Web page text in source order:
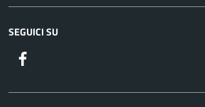
SEGUICI SU